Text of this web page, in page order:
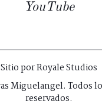
YouTube
Sitio porRoyale Studios
Miguelangel. Todos
reservados.